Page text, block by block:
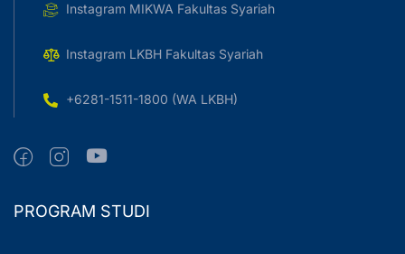
Instagram MIKWA Fakultas Syariah
Instagram LKBH Fakultas Syariah
+6281-1511-1800 (WA LKBH)
PROGRAM STUDI